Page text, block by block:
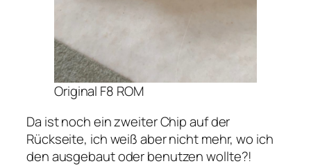
Original F8 ROM
Da ist noch ein zweiter Chip auf der
Rückseite, ich weiß aber nicht mehr, wo ich
den ausgebaut oder benutzen wollte?!